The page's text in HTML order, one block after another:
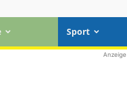
Sport
Anzeige